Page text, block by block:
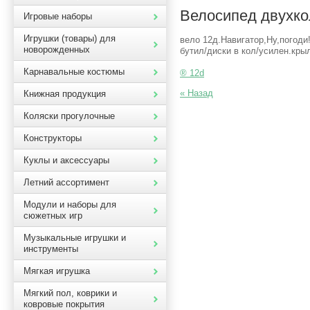
Игровые наборы
Игрушки (товары) для
новорожденных
Карнавальные костюмы
Книжная продукция
Коляски прогулочные
Конструкторы
Куклы и аксессуары
Летний ассортимент
Модули и наборы для
сюжетных игр
Музыкальные игрушки и
инструменты
Мягкая игрушка
Мягкий пол, коврики и
ковровые покрытия
Велосипед
вело
бутил/диски в кол/
® 12d
« Назад